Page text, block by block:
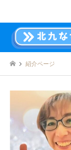
紹介ページ